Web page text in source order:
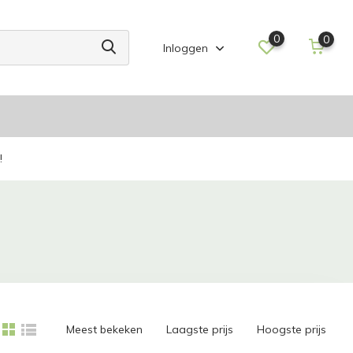
Inloggen
0 0
Meest bekeken Laagste prijs Hoogste prijs